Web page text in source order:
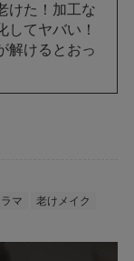
けた！加工な
してヤバい！
解けるとおっ
マ 老けメイク